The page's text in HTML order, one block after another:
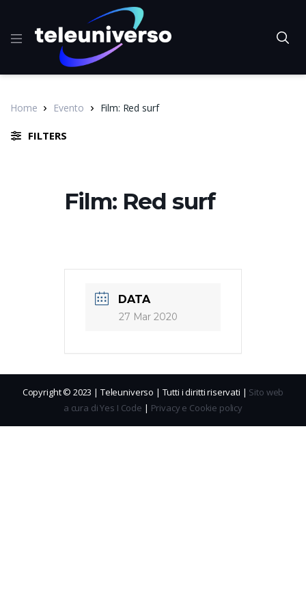
Home Evento Film: Red surf
FILTERS
Film: Red surf
DATA
27 Mar 2020
Copyright © 2023 | Teleuniverso | Tutti i diritti riservati | Sito web
a cura di Yes I Code | Privacy e Cookie policy